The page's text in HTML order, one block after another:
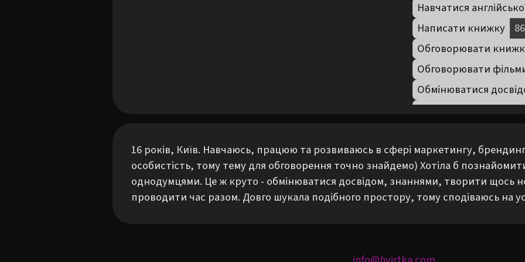
Навчатися
Написати книжку
86
Обговорювати
Обговорювати
Обмінюватися
Обмінюватися
Піти на літературний
Повечеряти
326
Практикувати
16 років, Київ. Навчаюсь, працюю та розвиваюсь в сфері маркетингу,
особистість, тому тему для обговорення точно знайдемо) Хотіла б
однодумцями. Це ж круто - обмінюватися досвідом, знаннями, творити щось
проводити час разом. Довго шукала подібного простору, тому сподіваюсь на